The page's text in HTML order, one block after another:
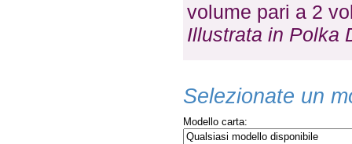
volume pari a 2
Illustrata in Polka
Selezionate un
Modello carta: